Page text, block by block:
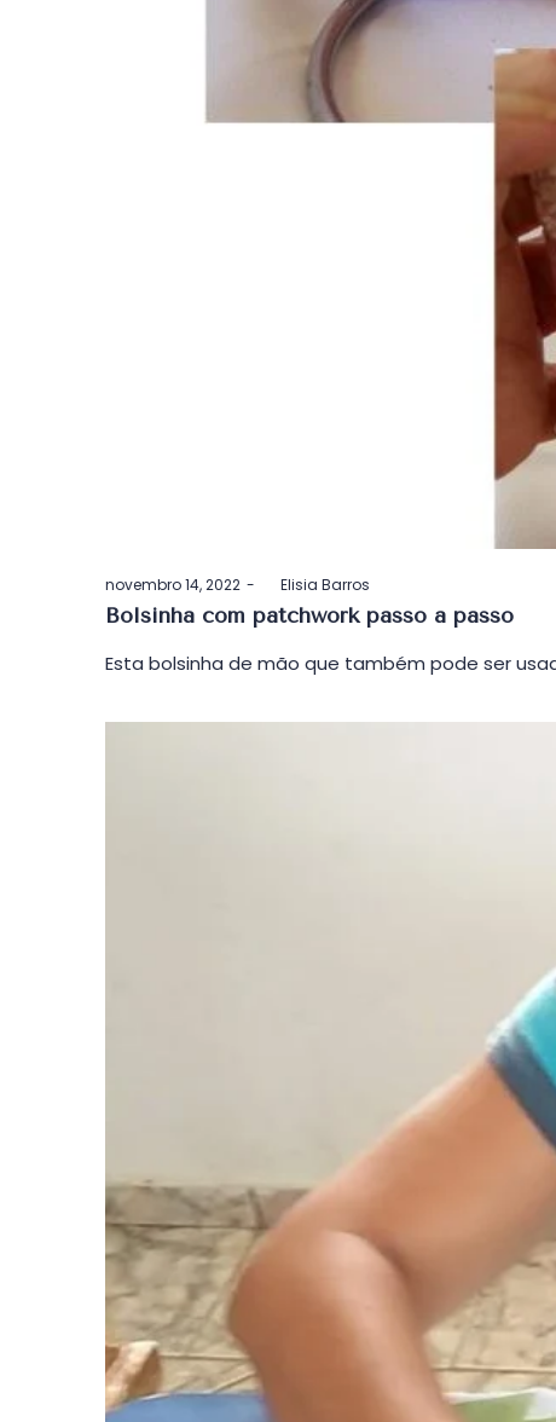
Postado
em
novembro 14, 2022 byElisia Barros
Bolsinha com patchwork passo a passo
Esta bolsinha de mão que também pode ser